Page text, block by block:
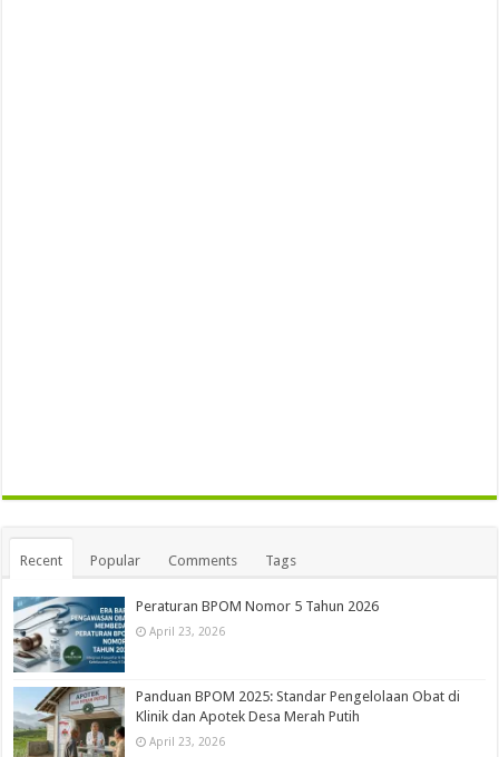
Recent Popular Comments Tags
Peraturan BPOM Nomor 5 Tahun 2026
April 23, 2026
Panduan BPOM 2025: Standar Pengelolaan Obat di
Klinik dan Apotek Desa Merah Putih
April 23, 2026